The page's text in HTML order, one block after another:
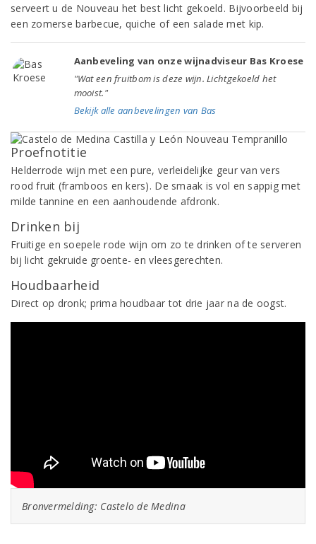
serveert u de Nouveau het best licht gekoeld. Bijvoorbeeld bij
een zomerse barbecue, quiche of een salade met kip.
Aanbeveling van onze wijnadviseur Bas Kroese
"Wat een fruitbom is deze wijn. Lichtgekoeld het
mooist."
Bekijk alle aanbevelingen van Bas
Proefnotitie
Helderrode wijn met een pure, verleidelijke geur van vers
rood fruit (framboos en kers). De smaak is vol en sappig met
milde tannine en een aanhoudende afdronk.
Drinken bij
Fruitige en soepele rode wijn om zo te drinken of te serveren
bij licht gekruide groente- en vleesgerechten.
Houdbaarheid
Direct op dronk; prima houdbaar tot drie jaar na de oogst.
Bronvermelding: Castelo de Medina